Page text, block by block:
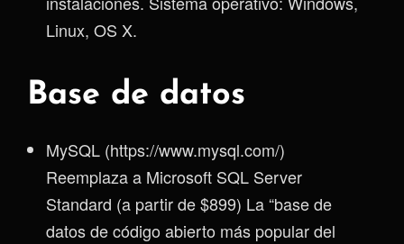
Linux, OS X.
Base de datos
MySQL (https://www.mysql.com/)
Reemplaza a Microsoft SQL Server
Standard (a partir de $899) La “base de
datos de código abierto más popular del